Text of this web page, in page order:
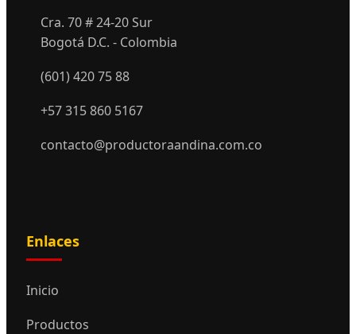
Cra. 70 # 24-20 Sur
Bogotá D.C. - Colombia
(601) 420 75 88
+57 315 860 5167
contacto@productoraandina.com.co
Enlaces
Inicio
Productos